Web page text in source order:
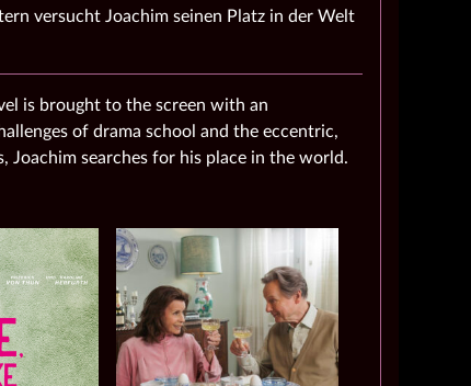
versucht Joachim seinen Platz in der Welt
is brought to the screen with an
of drama school and the eccentric,
Joachim searches for his place in the world.